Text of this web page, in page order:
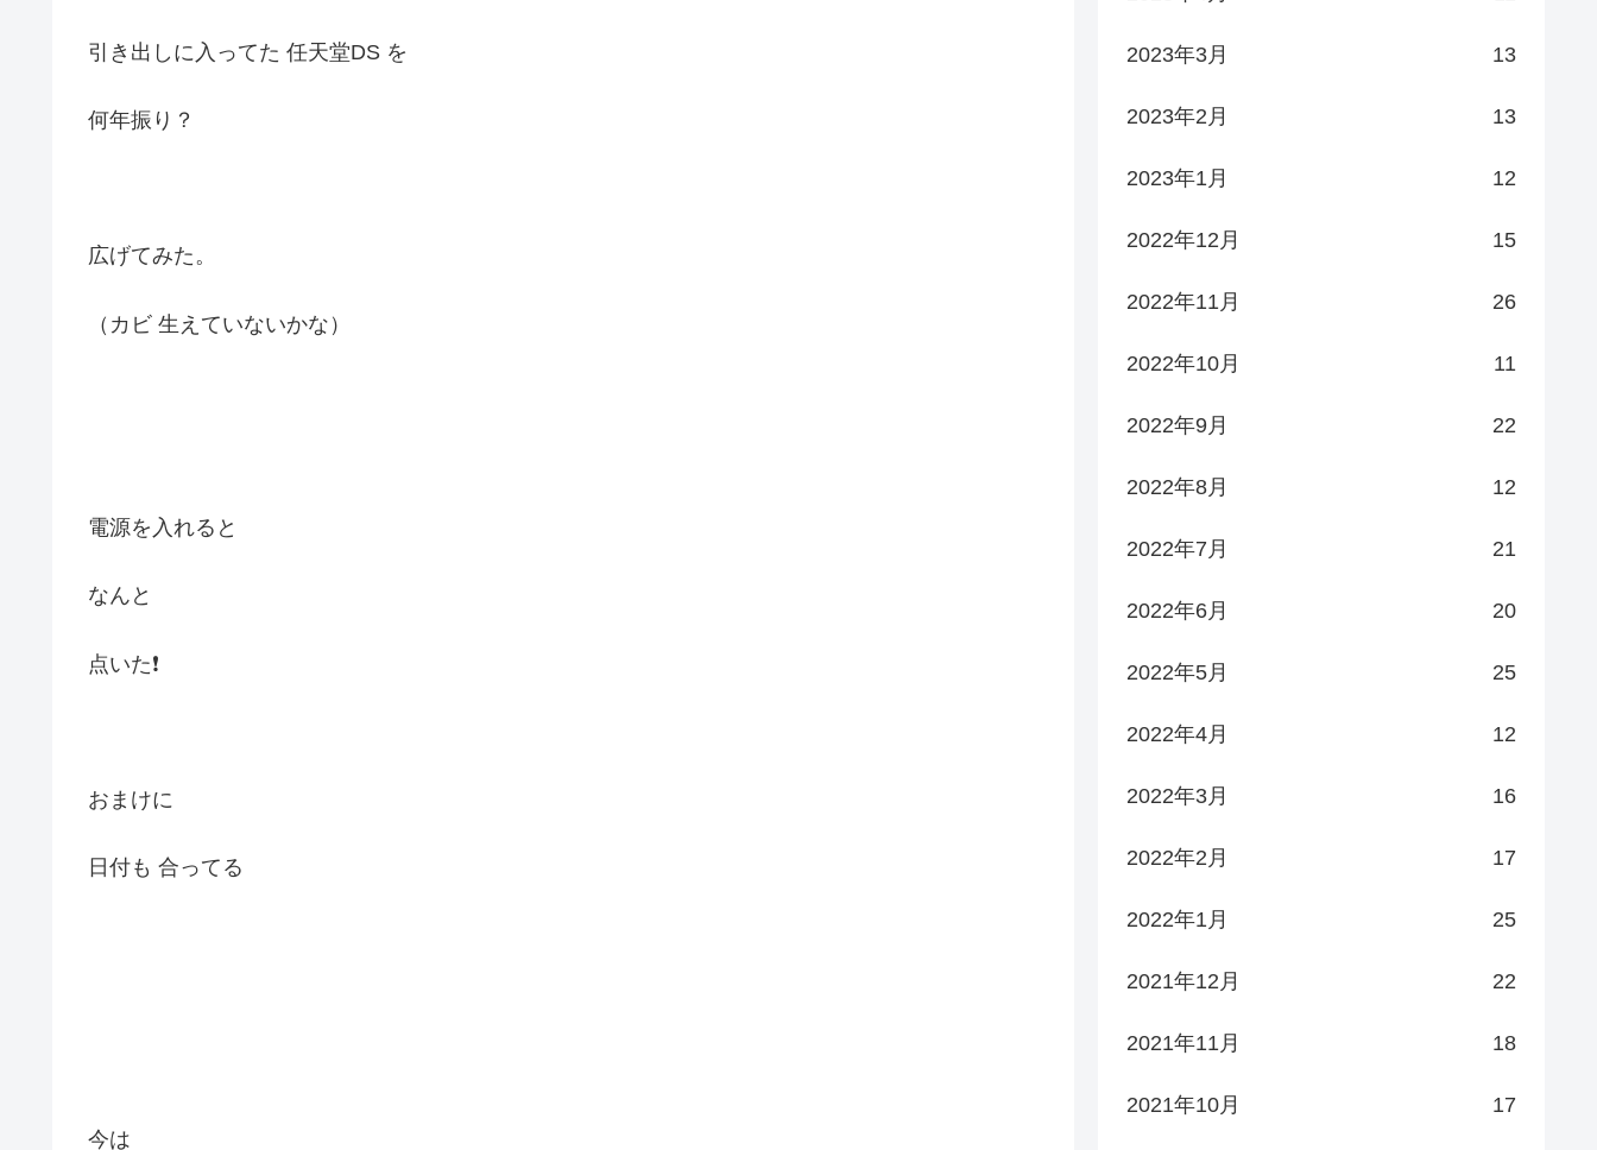
引き出しに入ってた 任天堂DS を
何年振り？
広げてみた。
（カビ 生えていないかな）
電源を入れると
なんと
点いた❗️
おまけに
日付も 合ってる
今は
2023年3月 13
2023年2月 13
2023年1月 12
2022年12月 15
2022年11月 26
2022年10月 11
2022年9月 22
2022年8月 12
2022年7月 21
2022年6月 20
2022年5月 25
2022年4月 12
2022年3月 16
2022年2月 17
2022年1月 25
2021年12月 22
2021年11月 18
2021年10月 17